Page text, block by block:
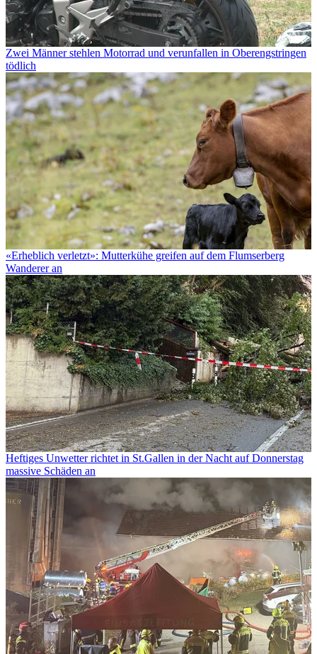
Zwei Männer stehlen Motorrad und verunfallen in Oberengstringen
tödlich
«Erheblich verletzt»: Mutterkühe greifen auf dem Flumserberg
Wanderer an
Heftiges Unwetter richtet in St.Gallen in der Nacht auf Donnerstag
massive Schäden an